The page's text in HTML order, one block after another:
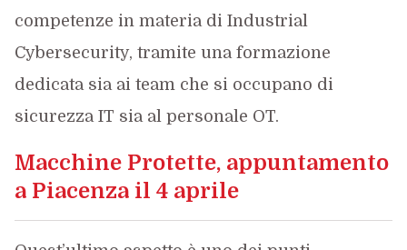
competenze in materia di Industrial
Cybersecurity, tramite una formazione
dedicata sia ai team che si occupano di
sicurezza IT sia al personale OT.
Macchine Protette, appuntamento
a Piacenza il 4 aprile